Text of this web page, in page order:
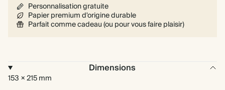
Personnalisation gratuite
Papier premium d'origine durable
Parfait comme cadeau (ou pour vous faire plaisir)
Dimensions
153 × 215 mm